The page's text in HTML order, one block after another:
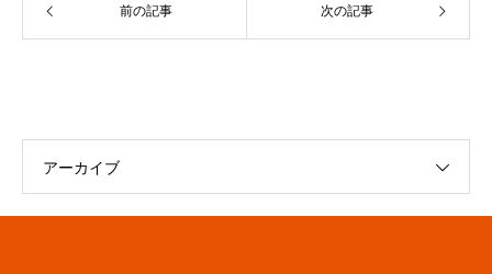
前の記事 次の記事
アーカイブ